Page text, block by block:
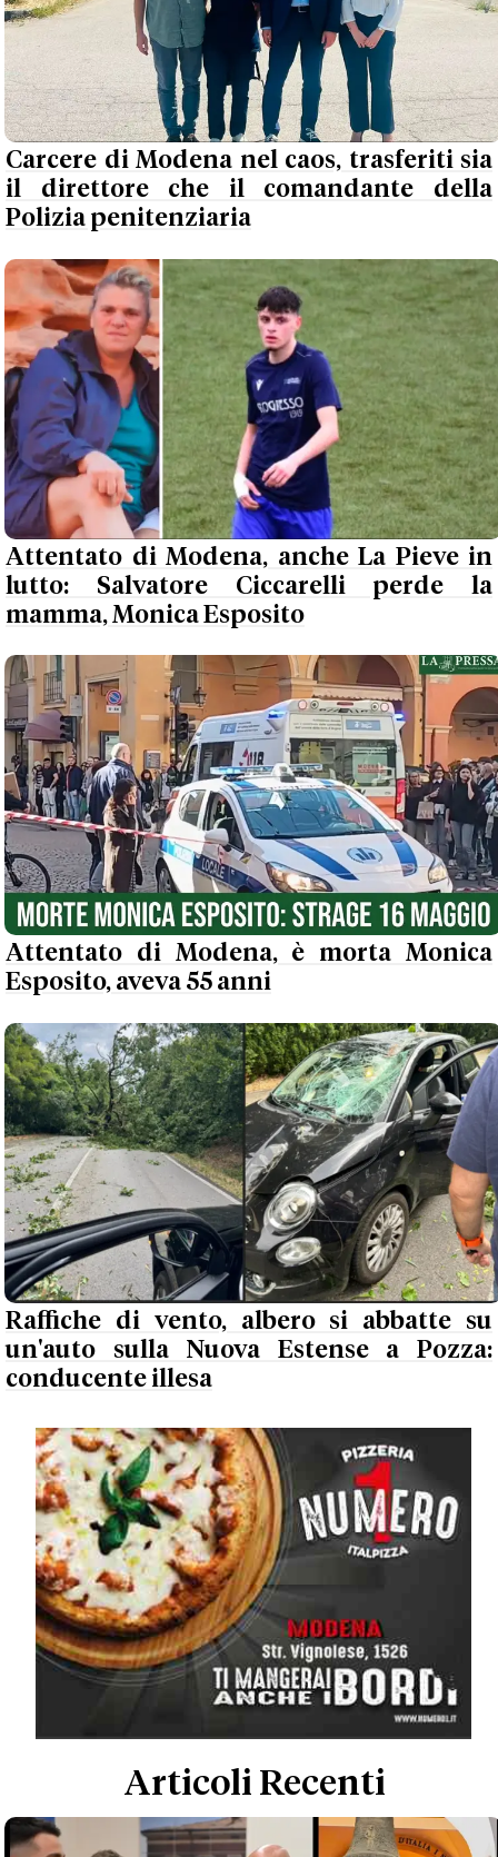
Carcere di Modena nel caos, trasferiti sia
il direttore che il comandante della
Polizia penitenziaria
Attentato di Modena, anche La Pieve in
lutto: Salvatore Ciccarelli perde la
mamma, Monica Esposito
Attentato di Modena, è morta Monica
Esposito, aveva 55 anni
Raffiche di vento, albero si abbatte su
un'auto sulla Nuova Estense a Pozza:
conducente illesa
Articoli Recenti